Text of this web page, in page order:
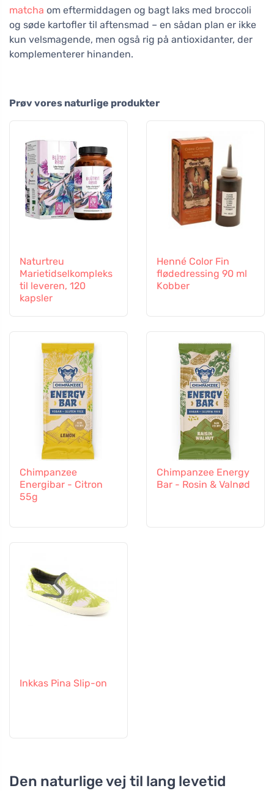
matcha om eftermiddagen og bagt laks med broccoli
og søde kartofler til aftensmad – en sådan plan er ikke
kun velsmagende, men også rig på antioxidanter, der
komplementerer hinanden.
Prøv vores naturlige produkter
Naturtreu
Marietidselkompleks
til leveren, 120
kapsler
Henné Color Fin
flødedressing 90 ml
Kobber
Chimpanzee
Energibar - Citron
55g
Chimpanzee Energy
Bar - Rosin & Valnød
Inkkas Pina Slip-on
Den naturlige vej til lang levetid